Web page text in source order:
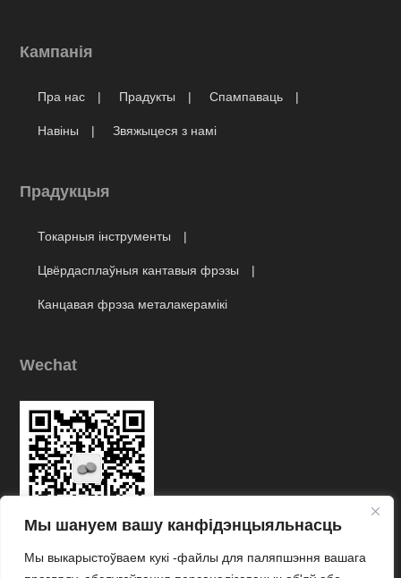
Кампанія
Пра нас Прадукты Спампаваць
Навіны Звяжыцеся з намі
Прадукцыя
Токарныя інструменты
Цвёрдасплаўныя кантавыя фрэзы
Канцавая фрэза металакерамікі
Wechat
Link
Мы шануем вашу канфідэнцыяльнасць
Мы выкарыстоўваем кукі -файлы для паляпшэння вашага